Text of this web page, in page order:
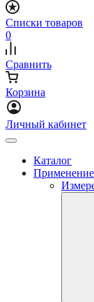
Списки товаров
0
Сравнить
Корзина
Личный кабинет
Каталог
Применение